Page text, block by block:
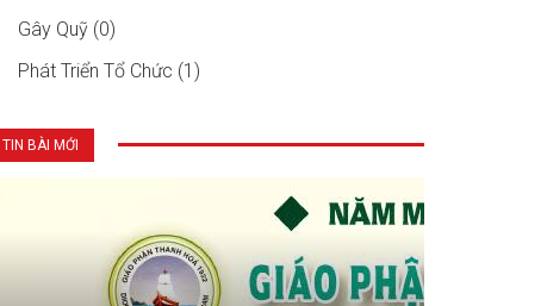
Gây Quỹ (0)
Phát Triển Tổ Chức (1)
TIN BÀI MỚI